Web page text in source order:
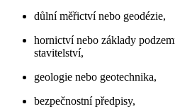
důlní měřictví nebo geodézie,
hornictví nebo základy
stavitelství,
geologie nebo geotechnika,
bezpečnostní předpisy,